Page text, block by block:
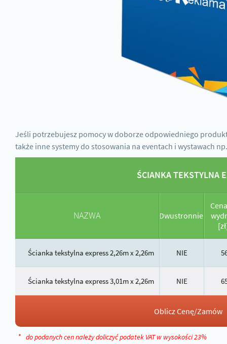
Jeśli potrzebujesz pomocy w doborze odpowiedniego
także inne systemy do stosowania na eventach i wystawach
ŚCIANKA TEKSTYLNA
NAZWA Dwustronnie
Ścianka tekstylna express 2,26m x 2,26m NIE
Ścianka tekstylna express 3,01m x 2,26m NIE
* do podanych cen należy doliczyć podatek VAT w wysokości 23%
Oblicz Cenę/Zamów